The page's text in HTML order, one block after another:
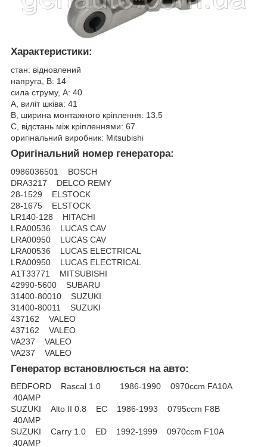
Характеристики:
стан: відновлений
напруга, В: 14
сила струму, А: 40
A, виліт шківа: 41
B, ширина монтажного кріплення: 13.5
C, відстань між кріпленнями: 67
оригінальний виробник: Mitsubishi
Оригінальний номер генератора:
0986036501 BOSCH
DRA3217 DELCO REMY
28-1529 ELSTOCK
28-1675 ELSTOCK
LR140-128 HITACHI
LRA00536 LUCAS CAV
LRA00950 LUCAS CAV
LRA00536 LUCAS ELECTRICAL
LRA00950 LUCAS ELECTRICAL
A1T33771 MITSUBISHI
42990-5600 SUBARU
31400-80010 SUZUKI
31400-80011 SUZUKI
437162 VALEO
437162 VALEO
VA237 VALEO
VA237 VALEO
Генератор встановлюється на авто:
BEDFORD Rascal 1.0 1986-1990 0970ccm FA10A
40AMP
SUZUKI Alto II 0.8 EC 1986-1993 0795ccm F8B
40AMP
SUZUKI Carry 1.0 ED 1992-1999 0970ccm F10A
40AMP